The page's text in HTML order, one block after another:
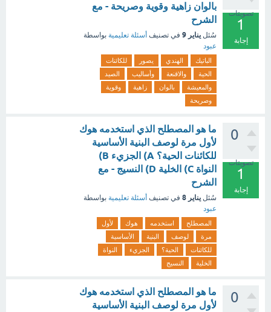
تصويتات
1
إجابة
بالوان زاهية وقوية وصريحة - مع
الشرح
سُئل يناير 9 في تصنيف أسئلة تعليمية بواسطة
عبود
الباتيك الهندي يصور
للكائنات
الحية
والاقنعة وأساليب
الصيد
والمعيشة
بالوان زاهية
وقوية
وصريحة
0
تصويتات
1
إجابة
ما هو المصطلح الذي استخدمه هوك
لأول مرة لوصف البنية الأساسية
للكائنات الحية؟ A) الجزيء B)
النواة C) الخلية D) النسيج - مع
الشرح
سُئل يناير 8 في تصنيف أسئلة تعليمية بواسطة
عبود
المصطلح استخدمه هوك
لأول
مرة
لوصف البنية
الأساسية
للكائنات
الحية؟ الجزيء
النواة
الخلية
النسيج
0
ما هو المصطلح الذي استخدمه هوك
لأول مرة لوصف البنية الأساسية